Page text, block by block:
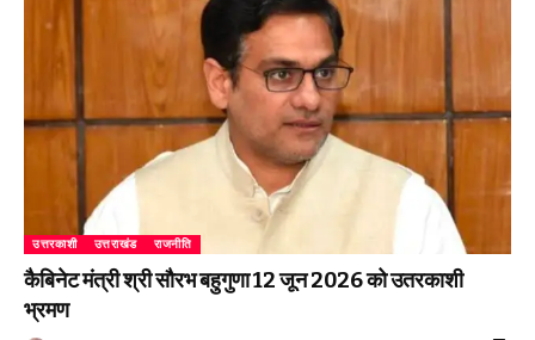
उत्तरकाशी उत्तराखंड राजनीति
कैबिनेट मंत्री श्री सौरभ बहुगुणा 12 जून 2026 को उतरकाशी
भ्रमण